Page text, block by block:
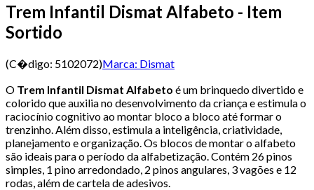
Trem Infantil Dismat Alfabeto - Item
Sortido
(C�digo: 5102072)Marca: Dismat
O Trem Infantil Dismat Alfabeto é um brinquedo divertido e
colorido que auxilia no desenvolvimento da criança e estimula o
raciocínio cognitivo ao montar bloco a bloco até formar o
trenzinho. Além disso, estimula a inteligência, criatividade,
planejamento e organização. Os blocos de montar o alfabeto
são ideais para o período da alfabetização. Contém 26 pinos
simples, 1 pino arredondado, 2 pinos angulares, 3 vagões e 12
rodas, além de cartela de adesivos.